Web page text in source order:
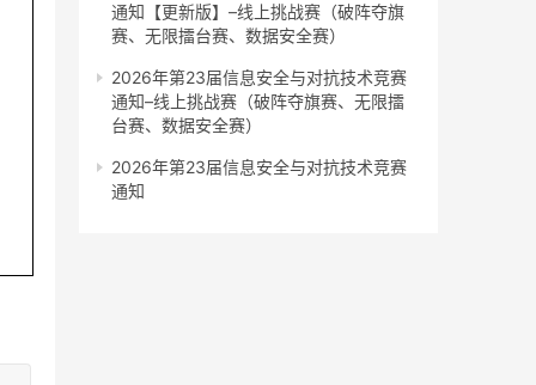
通知【更新版】–线上挑战赛（破阵夺旗
赛、无限擂台赛、数据安全赛）
2026年第23届信息安全与对抗技术竞赛
通知–线上挑战赛（破阵夺旗赛、无限擂
台赛、数据安全赛）
2026年第23届信息安全与对抗技术竞赛
通知